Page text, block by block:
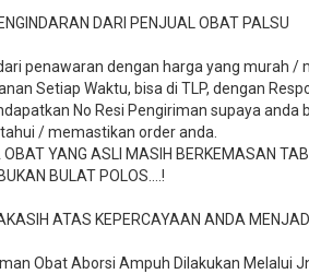
DARI PENJUAL OBAT PALSU
penawaran dengan harga yang murah /
Setiap Waktu, bisa di TLP, dengan
No Resi Pengiriman supaya anda
/ memastikan order anda.
OBAT YANG ASLI MASIH BERKEMASAN
BULAT POLOS….!
ATAS KEPERCAYAAN ANDA
Obat Aborsi Ampuh Dilakukan Melalui